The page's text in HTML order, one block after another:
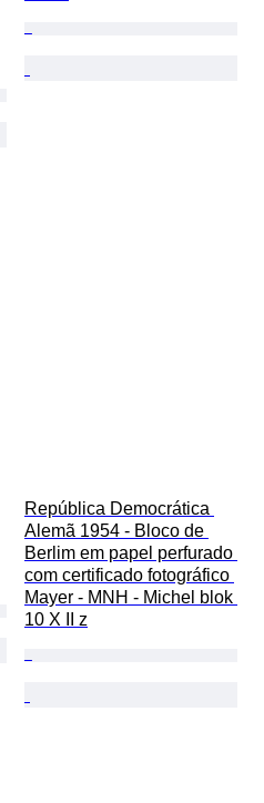
República Democrática
Alemã 1954 - Bloco de
Berlim em papel perfurado
com certificado fotográfico
Mayer - MNH - Michel blok
10 X II z